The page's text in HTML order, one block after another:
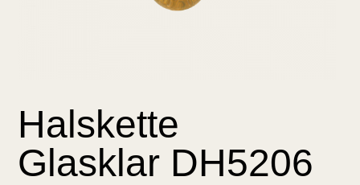
Halskette
Glasklar DH5206